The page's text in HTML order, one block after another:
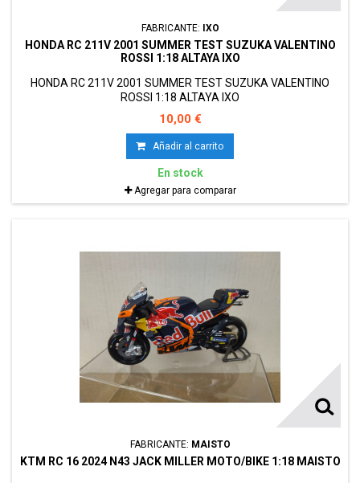
FABRICANTE: IXO
HONDA RC 211V 2001 SUMMER TEST SUZUKA VALENTINO
ROSSI 1:18 ALTAYA IXO
HONDA RC 211V 2001 SUMMER TEST SUZUKA VALENTINO
ROSSI 1:18 ALTAYA IXO
10,00 €
Añadir al carrito
En stock
Agregar para comparar
FABRICANTE: MAISTO
KTM RC 16 2024 N43 JACK MILLER MOTO/BIKE 1:18 MAISTO